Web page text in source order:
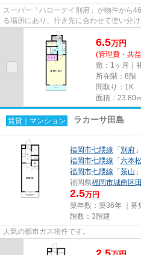
スーパー「ハローデイ別府」が物件から
る場所にあり、行き先に合わせて使い分
敷地内ごみ置き場などが揃って...
6.5万円
(管理費・共
敷：1ヶ月｜
所在階：8階
間取り：1K
面積：23.80
賃貸｜マンション ラカーサ田島
福岡市七隈線 「 別府
福岡市七隈線 「 六本
福岡市七隈線 「 茶山
福岡県福岡市城南区
2.5万円
築年数：築36年 ｜募
階数：3階建
人気の都市ガス物件です。